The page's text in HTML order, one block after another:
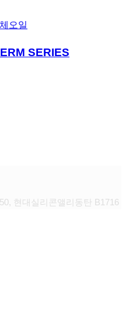
오일
SERIES
현대실리콘앨리동탄 B1716